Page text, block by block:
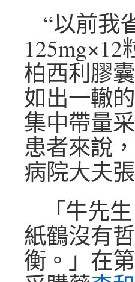
“以前我
125mg×12
柏西利膠
如出一轍
集中帶量
患者來說
病院大夫
「牛先
紙鶴沒有
衡。」在